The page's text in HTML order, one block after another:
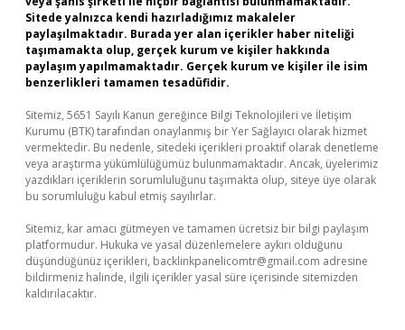
Sitede yalnızca kendi hazırladığımız makaleler
paylaşılmaktadır. Burada yer alan içerikler haber niteliği
taşımamakta olup, gerçek kurum ve kişiler hakkında
paylaşım yapılmamaktadır. Gerçek kurum ve kişiler ile isim
benzerlikleri tamamen tesadüfidir.
Sitemiz, 5651 Sayılı Kanun gereğince Bilgi Teknolojileri ve İletişim
Kurumu (BTK) tarafından onaylanmış bir Yer Sağlayıcı olarak hizmet
vermektedir. Bu nedenle, sitedeki içerikleri proaktif olarak denetleme
veya araştırma yükümlülüğümüz bulunmamaktadır. Ancak, üyelerimiz
yazdıkları içeriklerin sorumluluğunu taşımakta olup, siteye üye olarak
bu sorumluluğu kabul etmiş sayılırlar.
Sitemiz, kar amacı gütmeyen ve tamamen ücretsiz bir bilgi paylaşım
platformudur. Hukuka ve yasal düzenlemelere aykırı olduğunu
düşündüğünüz içerikleri, backlinkpanelicomtr@gmail.com adresine
bildirmeniz halinde, ilgili içerikler yasal süre içerisinde sitemizden
kaldırılacaktır.